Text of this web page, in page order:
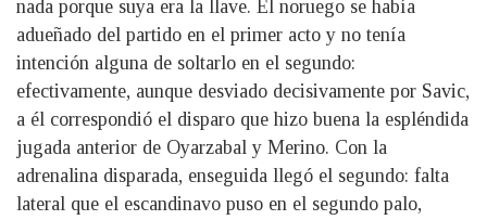
nada porque suya era la llave. El noruego se había
adueñado del partido en el primer acto y no tenía
intención alguna de soltarlo en el segundo:
efectivamente, aunque desviado decisivamente por Savic,
a él correspondió el disparo que hizo buena la espléndida
jugada anterior de Oyarzabal y Merino. Con la
adrenalina disparada, enseguida llegó el segundo: falta
lateral que el escandinavo puso en el segundo palo,